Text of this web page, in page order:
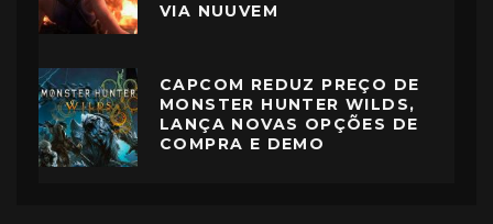
VIA NUUVEM
CAPCOM REDUZ PREÇO DE
MONSTER HUNTER WILDS,
LANÇA NOVAS OPÇÕES DE
COMPRA E DEMO